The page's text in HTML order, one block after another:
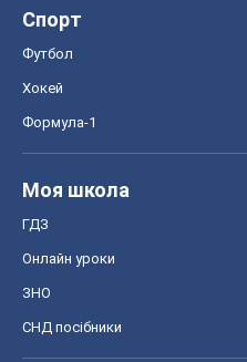
Спорт
Футбол
Хокей
Формула-1
Моя школа
ГДЗ
Онлайн уроки
ЗНО
СНД посібники